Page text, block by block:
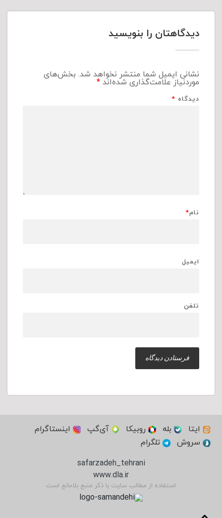
دیدگاهتان را بنویسید
نشانی ایمیل شما منتشر نخواهد شد. بخش‌های
موردنیاز علامت‌گذاری شده‌اند*
دیدگاه *
نام*
ایمیل
تلفن
ایتا بله روبیکا آی‌گپ
اینستاگرام
سروش
تلگرام
safarzadeh_tehrani
www.dla.ir
استفاده از مطالب سایت با ذکر منبع بلامانع است